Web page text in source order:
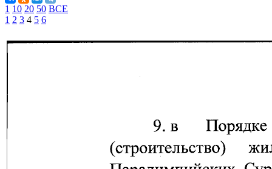
1 10 20 50 ВСЕ
1 2 3 4 5 6